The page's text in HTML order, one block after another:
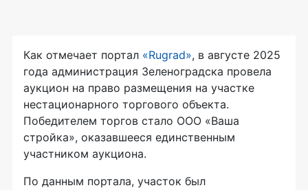
Как отмечает портал «Rugrad», в августе 2025
года администрация Зеленоградска провела
аукцион на право размещения на участке
нестационарного торгового объекта.
Победителем торгов стало ООО «Ваша
стройка», оказавшееся единственным
участником аукциона.
По данным портала, участок был